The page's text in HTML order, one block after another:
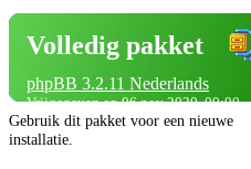
Volledig pakket
phpBB 3.2.11 Nederlands
Vrijgegeven op 06 nov 2020, 00:00
Gebruik dit pakket voor een nieuwe
installatie.